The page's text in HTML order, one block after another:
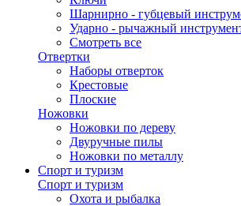
Шарнирно - губцевый
Ударно - рычажный
Смотреть все
Отвертки
Наборы отверток
Крестовые
Плоские
Ножовки
Ножовки по дереву
Двуручные пилы
Ножовки по металлу
Спорт и туризм
Спорт и туризм
Охота и рыбалка